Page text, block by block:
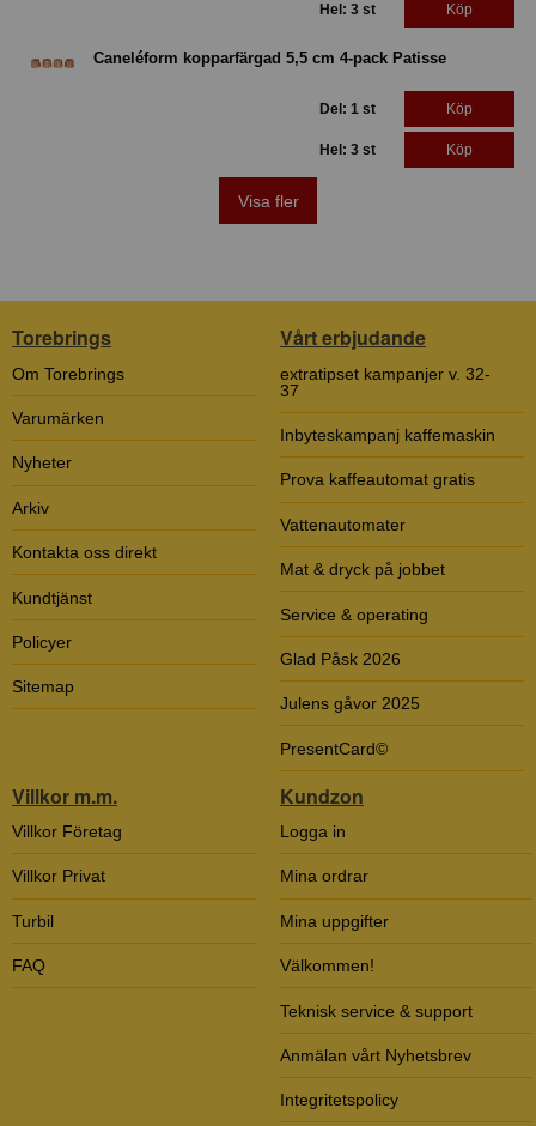
Hel: 3 st Köp
Caneléform kopparfärgad 5,5 cm 4-pack Patisse
Del: 1 st Köp
Hel: 3 st Köp
Visa fler
Torebrings
Om Torebrings
Varumärken
Nyheter
Arkiv
Kontakta oss direkt
Kundtjänst
Policyer
Sitemap
Vårt erbjudande
extratipset kampanjer v. 32-
37
Inbyteskampanj kaffemaskin
Prova kaffeautomat gratis
Vattenautomater
Mat & dryck på jobbet
Service & operating
Glad Påsk 2026
Julens gåvor 2025
PresentCard©
Villkor m.m.
Villkor Företag
Villkor Privat
Turbil
FAQ
Kundzon
Logga in
Mina ordrar
Mina uppgifter
Välkommen!
Teknisk service & support
Anmälan vårt Nyhetsbrev
Integritetspolicy